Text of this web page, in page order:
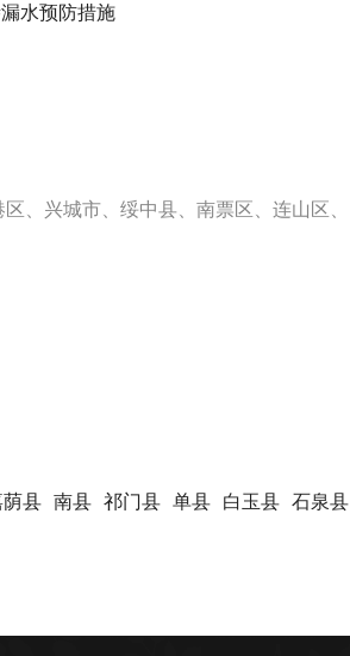
水预防措施
、兴城市、绥中县、南票区、连山区、
县 南县 祁门县 单县 白玉县 石泉县